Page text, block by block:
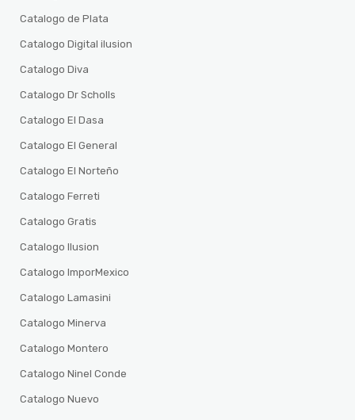
Catalogo de Plata
Catalogo Digital ilusion
Catalogo Diva
Catalogo Dr Scholls
Catalogo El Dasa
Catalogo El General
Catalogo El Norteño
Catalogo Ferreti
Catalogo Gratis
Catalogo Ilusion
Catalogo ImporMexico
Catalogo Lamasini
Catalogo Minerva
Catalogo Montero
Catalogo Ninel Conde
Catalogo Nuevo